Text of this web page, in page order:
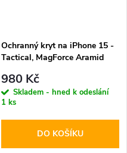
Ochranný kryt na iPhone 15 -
Tactical, MagForce Aramid
980 Kč
Skladem - hned k odeslání
1 ks
DO KOŠÍKU